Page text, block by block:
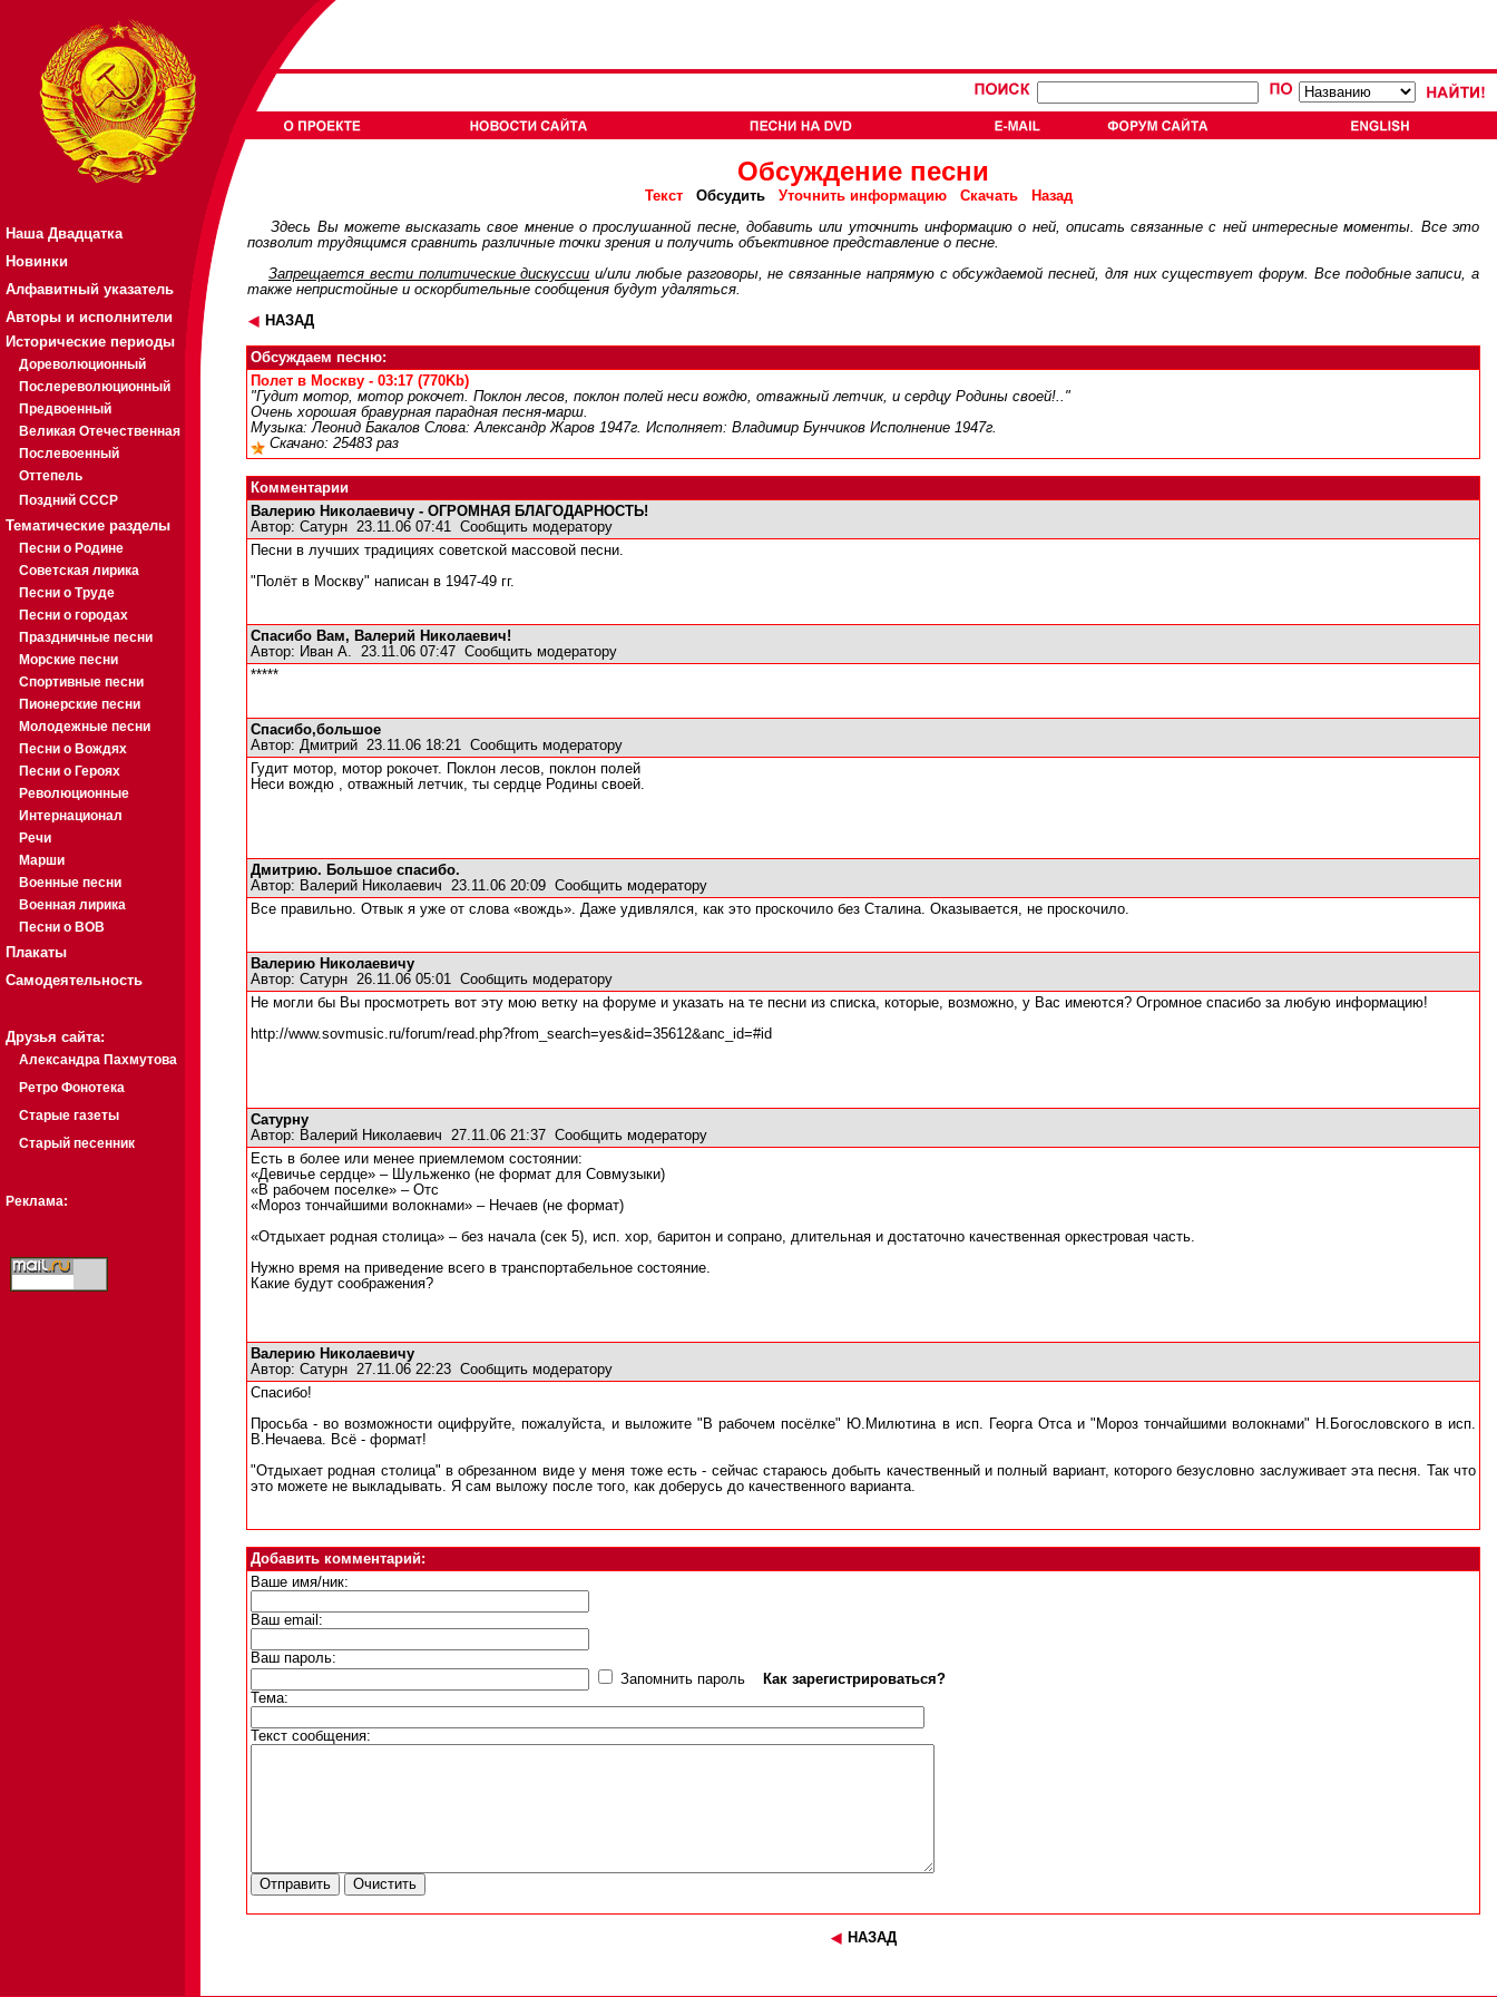
Наша Двадцатка
Новинки
Алфавитный указатель
Авторы и исполнители
Исторические периоды
Дореволюционный
Послереволюционный
Предвоенный
Великая Отечественная
Послевоенный
Оттепель
Поздний СССР
Тематические разделы
Песни о Родине
Советская лирика
Песни о Труде
Песни о городах
Праздничные песни
Морские песни
Спортивные песни
Пионерские песни
Молодежные песни
Песни о Вождях
Песни о Героях
Революционные
Интернационал
Речи
Марши
Военные песни
Военная лирика
Песни о ВОВ
Плакаты
Самодеятельность
Друзья сайта:
Александра Пахмутова
Ретро Фонотека
Старые газеты
Старый песенник
Реклама:
Обсуждение песни
Текст Обсудить Уточнить информацию Скачать
Назад
Здесь Вы можете высказать свое мнение о прослушанной песне, добавить или уточнить информацию о ней, описать связанные с ней интересные моменты. Все это
позволит трудящимся сравнить различные точки зрения и получить объективное представление о песне.
Запрещается вести политические дискуcсии и/или любые разговоры, не связанные напрямую с обсуждаемой песней, для них существует форум. Все подобные записи, а
также непристойные и оскорбительные сообщения будут удаляться.
НАЗАД
Обсуждаем песню:
Полет в Москву - 03:17 (770Kb)
"Гудит мотор, мотор рокочет. Поклон лесов, поклон полей неси вождю, отважный летчик, и сердцу Родины своей!.."
Очень хорошая бравурная парадная песня-марш.
Музыка: Леонид Бакалов Слова: Александр Жаров 1947г. Исполняет: Владимир Бунчиков Исполнение 1947г.
Скачано: 25483 раз
Комментарии
Валерию Николаевичу - ОГРОМНАЯ БЛАГОДАРНОСТЬ!
Автор: Сатурн 23.11.06 07:41 Сообщить модератору
Песни в лучших традициях советской массовой песни.
"Полёт в Москву" написан в 1947-49 гг.
Спасибо Вам, Валерий Николаевич!
Автор: Иван А. 23.11.06 07:47 Сообщить модератору
*****
Спасибо,большое
Автор: Дмитрий 23.11.06 18:21 Сообщить модератору
Гудит мотор, мотор рокочет. Поклон лесов, поклон полей
Неси вождю , отважный летчик, ты сердце Родины своей.
Дмитрию. Большое спасибо.
Автор: Валерий Николаевич 23.11.06 20:09 Сообщить модератору
Все правильно. Отвык я уже от слова «вождь». Даже удивлялся, как это проскочило без Сталина. Оказывается, не проскочило.
Валерию Николаевичу
Автор: Сатурн 26.11.06 05:01 Сообщить модератору
Не могли бы Вы просмотреть вот эту мою ветку на форуме и указать на те песни из списка, которые, возможно, у Вас имеются? Огромное спасибо за любую информацию!
http://www.sovmusic.ru/forum/read.php?from_search=yes&id=35612&anc_id=#id
Сатурну
Автор: Валерий Николаевич 27.11.06 21:37 Сообщить модератору
Есть в более или менее приемлемом состоянии:
«Девичье сердце» – Шульженко (не формат для Совмузыки)
«В рабочем поселке» – Отс
«Мороз тончайшими волокнами» – Нечаев (не формат)
«Отдыхает родная столица» – без начала (сек 5), исп. хор, баритон и сопрано, длительная и достаточно качественная оркестровая часть.
Нужно время на приведение всего в транспортабельное состояние.
Какие будут соображения?
Валерию Николаевичу
Автор: Сатурн 27.11.06 22:23 Сообщить модератору
Спасибо!
Просьба - во возможности оцифруйте, пожалуйста, и выложите "В рабочем посёлке" Ю.Милютина в исп. Георга Отса и "Мороз тончайшими волокнами" Н.Богословского в исп.
В.Нечаева. Всё - формат!
"Отдыхает родная столица" в обрезанном виде у меня тоже есть - сейчас стараюсь добыть качественный и полный вариант, которого безусловно заслуживает эта песня. Так что
это можете не выкладывать. Я сам выложу после того, как доберусь до качественного варианта.
Добавить комментарий:
Ваше имя/ник:
Ваш email:
Ваш пароль:
Запомнить пароль
Как зарегистрироваться?
Тема:
Текст сообщения:
НАЗАД